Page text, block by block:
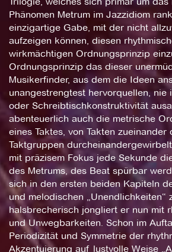
Phänomen Metrum im Jazzidiom
einzigartige Gabe, mit der nicht
aufzeigen können, diesen
wirkmächtigen Ordnungsprinzip
Ordnungsprinzip das dieser
Musikerfinder, aus dem die Ideen
unangestrengtest hervorquellen, nie
oder Schreibtischkonstruktivität
abenteuerlich auch die metrische
eines Taktes, von Takten zueinander
Taktgruppen
mit präzisem Fokus jede Sekunde
des Metrums, des Beat spürbar
sich in den ersten beiden Kapiteln
und melodischen „Unendlichkeiten“
halsbrecherisch jongliert er nun mit
und Unwegbarkeiten. Schon im
Periodizität und Symmetrie der
Akzentuierung auf lustvolle Weise